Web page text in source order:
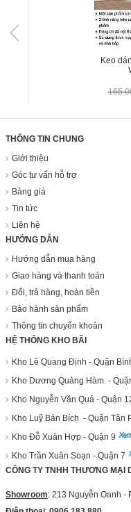
Keo
THÔNG TIN CHUNG
Giới thiệu
Góc tư vấn hỗ trợ
Bảng giá
Tin tức
Liên hệ
HƯỚNG DẪN
Hướng dẫn mua hàng
Giao hàng và thanh toán
Đổi, trả hàng, hoàn tiền
Bảo hành sản phẩm
Thông tin chuyển khoản
HỆ THỐNG KHO BÃI
Kho Lê Quang Định - Quận
Kho Dương Quảng Hàm -
Kho Nguyễn Văn Quá - Quận
Kho Luỹ Bán Bích - Quận Tân
Kho Đỗ Xuân Hợp - Quận 9
Kho Trần Xuân Soạn - Quận 7
CÔNG TY TNHH THƯƠNG MẠI
Showroom: 213 Nguyễn Oanh -